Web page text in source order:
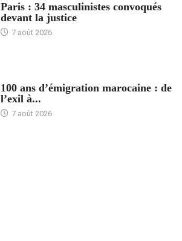
Paris : 34 masculinistes convoqués
devant la justice
7 août 2026
100 ans d’émigration marocaine : de
l’exil à...
7 août 2026